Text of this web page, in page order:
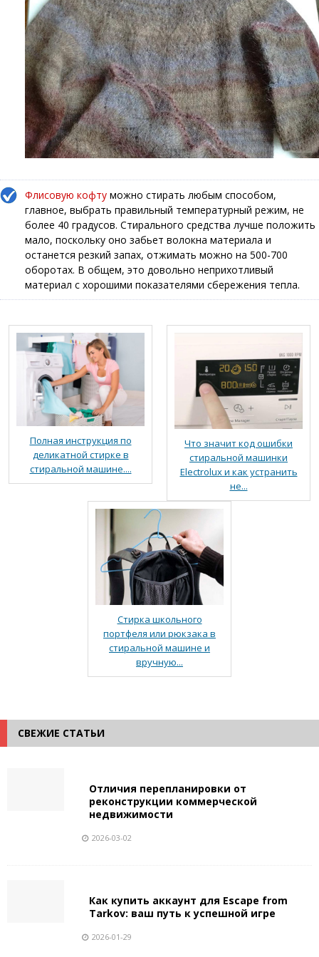
Флисовую кофту можно стирать любым способом,
главное, выбрать правильный температурный режим, не
более 40 градусов. Стирального средства лучше положить
мало, поскольку оно забьет волокна материала и
останется резкий запах, отжимать можно на 500-700
оборотах. В общем, это довольно неприхотливый
материал с хорошими показателями сбережения тепла.
Полная инструкция по
деликатной стирке в
стиральной машине....
Что значит код ошибки
стиральной машинки
Electrolux и как устранить
не...
Стирка школьного
портфеля или рюкзака в
стиральной машине и
вручную...
СВЕЖИЕ СТАТЬИ
Отличия перепланировки от
реконструкции коммерческой
недвижимости
2026-03-02
Как купить аккаунт для Escape from
Tarkov: ваш путь к успешной игре
2026-01-29